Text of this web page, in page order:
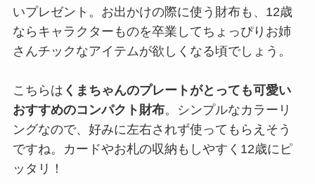
いプレゼント。お出かけの際に使う財布も、12歳
ならキャラクターものを卒業してちょっぴりお姉
さんチックなアイテムが欲しくなる頃でしょう。
こちらは くまちゃんのプレートがとっても可愛い
おすすめのコンパクト財布。シンプルなカラーリ
ングなので、好みに左右されず使ってもらえそう
ですね。カードやお札の収納もしやすく12歳にピ
ッタリ！